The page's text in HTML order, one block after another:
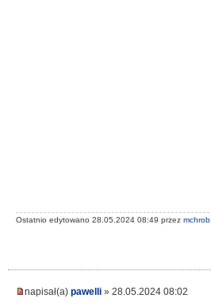
Ostatnio edytowano 28.05.2024 08:49 przez mchrob
napisał(a) pawelli » 28.05.2024 08:02